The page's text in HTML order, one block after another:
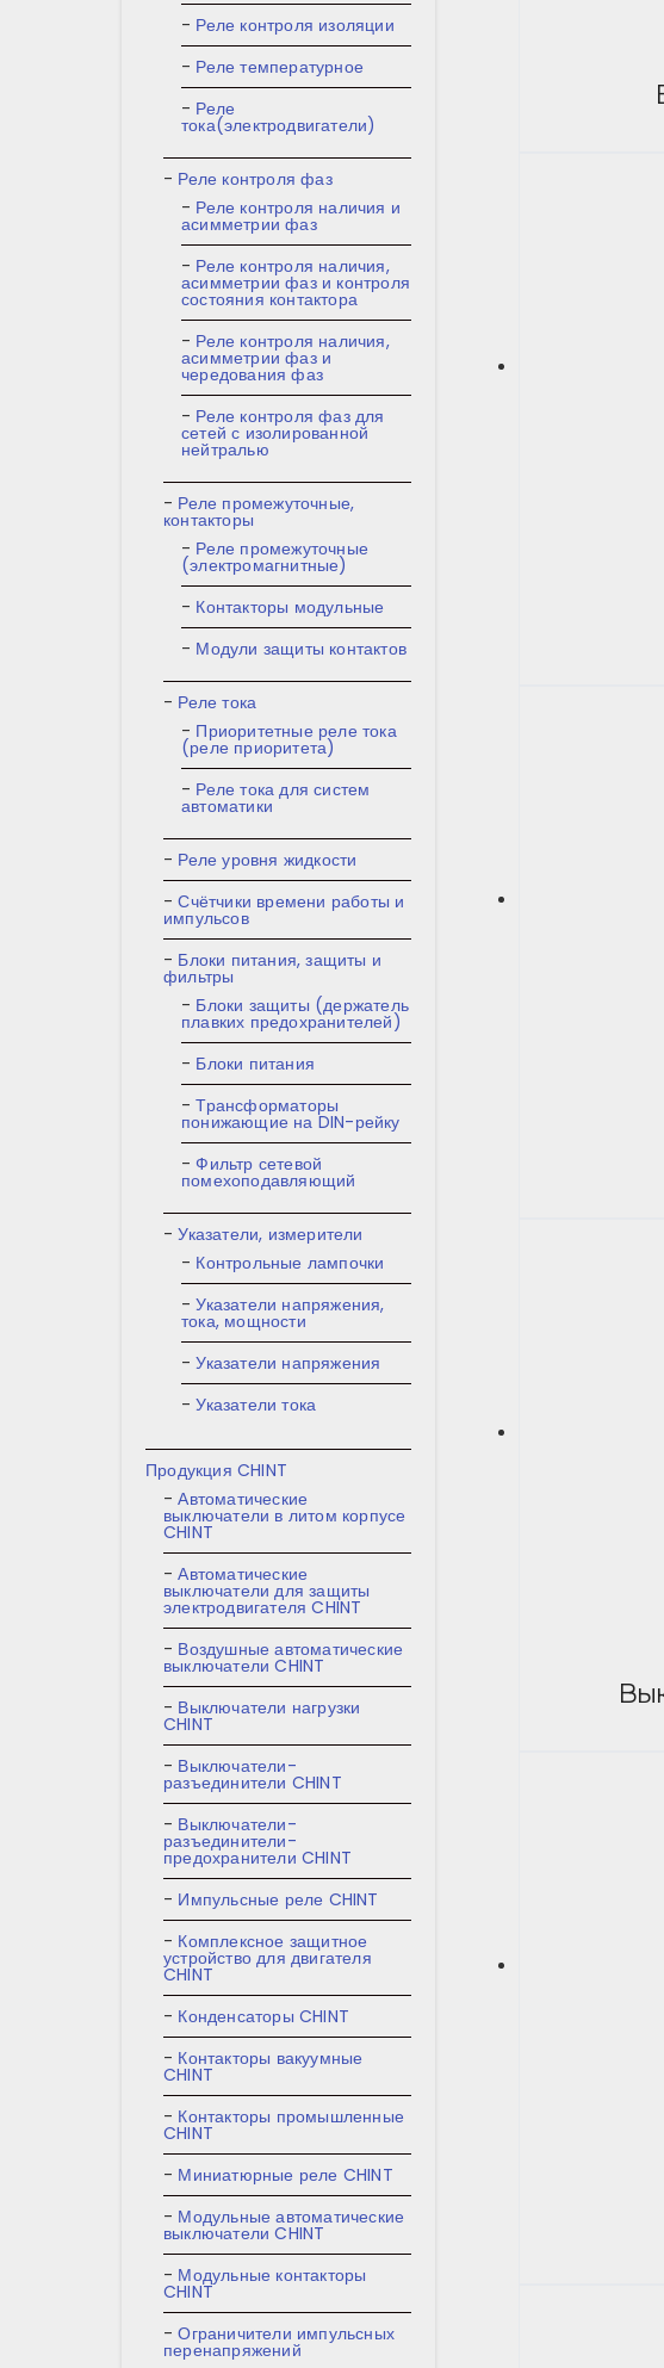
Реле контроля изоляции
Реле температурное
Реле
тока(электродвигатели)
Реле контроля фаз
Реле контроля наличия и
асимметрии фаз
Реле контроля наличия,
асимметрии фаз и контроля
состояния контактора
Реле контроля наличия,
асимметрии фаз и
чередования фаз
Реле контроля фаз для
сетей с изолированной
нейтралью
Реле промежуточные,
контакторы
Реле промежуточные
(электромагнитные)
Контакторы модульные
Модули защиты контактов
Реле тока
Приоритетные реле тока
(реле приоритета)
Реле тока для систем
автоматики
Реле уровня жидкости
Счётчики времени работы и
импульсов
Блоки питания, защиты и
фильтры
Блоки защиты (держатель
плавких предохранителей)
Блоки питания
Трансформаторы
понижающие на DIN-рейку
Фильтр сетевой
помехоподавляющий
Указатели, измерители
Контрольные лампочки
Указатели напряжения,
тока, мощности
Указатели напряжения
Указатели тока
Продукция CHINT
Автоматические
выключатели в литом корпусе
CHINT
Автоматические
выключатели для защиты
электродвигателя CHINT
Воздушные автоматические
выключатели CHINT
Выключатели нагрузки
CHINT
Выключатели-
разъединители CHINT
Выключатели-
разъединители-
предохранители CHINT
Импульсные реле CHINT
Комплексное защитное
устройство для двигателя
CHINT
Конденсаторы CHINT
Контакторы вакуумные
CHINT
Контакторы промышленные
CHINT
Миниатюрные реле CHINT
Модульные автоматические
выключатели CHINT
Модульные контакторы
CHINT
Ограничители импульсных
перенапряжений